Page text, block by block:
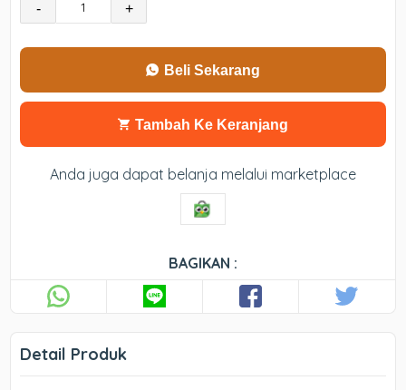
- +
Beli Sekarang
Tambah Ke Keranjang
Anda juga dapat belanja melalui marketplace
BAGIKAN :
Detail Produk